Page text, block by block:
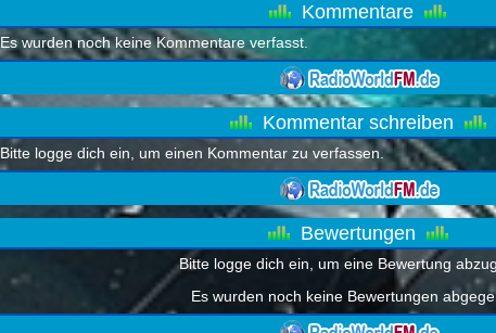
Kommentare
Es wurden noch keine Kommentare verfasst.
Kommentar schreiben
Bitte logge dich ein, um einen Kommentar zu verfassen.
Bewertungen
Bitte logge dich ein, um eine Bewertung
Es wurden noch keine Bewertungen